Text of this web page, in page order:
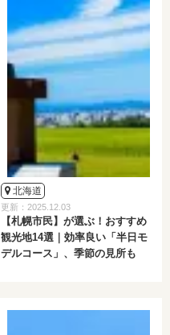
北海道
更新：2025.12.03
【札幌市民】が選ぶ！おすすめ
観光地14選｜効率良い「半日モ
デルコース」、季節の見所も